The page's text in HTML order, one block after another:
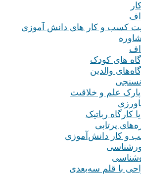
کسب و کار های دانش آموزی
های کودک
والدین
پارک علم و خلاقیت
کارگاه رباتیک
پرتابی
و کار دانش‌آموزی
با قلم سه‌بعدی